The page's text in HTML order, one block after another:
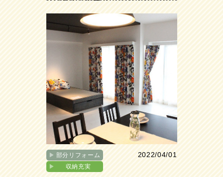
▶︎ 部分リフォーム
▶︎
収納充実
2022/04/01